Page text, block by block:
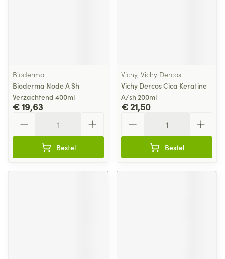
Bioderma
Bioderma Node A Sh
Verzachtend 400ml
€ 19,63
Bestel
Vichy, Vichy Dercos
Vichy Dercos Cica Keratine
A/sh 200ml
€ 21,50
Bestel